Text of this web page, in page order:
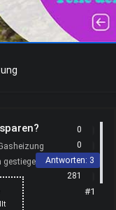
gestiegen. Hat
0
0
Antworten: 3
281
#1